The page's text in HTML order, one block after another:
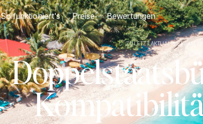
So funktioniert's Preise Bewertungen
ZULETZT AKTUALISIERT AM